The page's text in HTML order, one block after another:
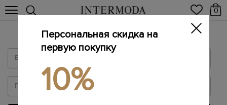
0
Войти
Персональная скидка на
первую покупку
10%